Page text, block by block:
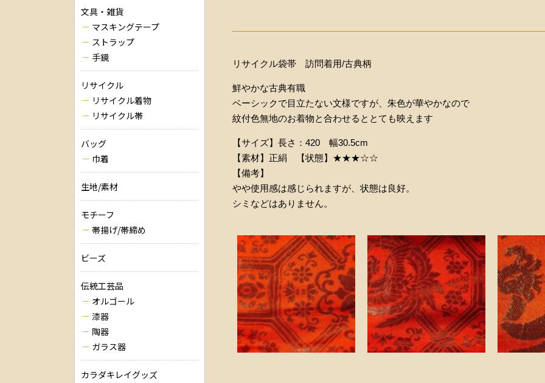
リサイクル袋帯 訪問着用/古典柄
鮮やかな古典有職
ベーシックで目立たない文様ですが、朱色が華やかなので
紋付色無地のお着物と合わせるととても映えます
【サイズ】長さ：420 幅30.5cm
【素材】正絹 【状態】★★★☆☆
【備考】
やや使用感は感じられますが、状態は良好。
シミなどはありません。
文具・雑貨
マスキングテープ
ストラップ
手鏡
リサイクル
リサイクル着物
リサイクル帯
バッグ
巾着
生地/素材
モチーフ
帯揚げ/帯締め
ビーズ
伝統工芸品
オルゴール
漆器
陶器
ガラス器
カラダキレイグッズ